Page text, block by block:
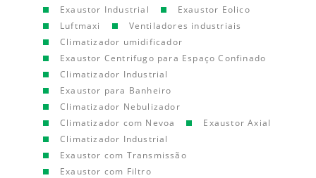
Exaustor Industrial
Exaustor Eolico
Luftmaxi
Ventiladores industriais
Climatizador umidificador
Exaustor Centrifugo para Espaço Confinado
Climatizador Industrial
Exaustor para Banheiro
Climatizador Nebulizador
Climatizador com Nevoa
Exaustor Axial
Climatizador Industrial
Exaustor com Transmissão
Exaustor com Filtro